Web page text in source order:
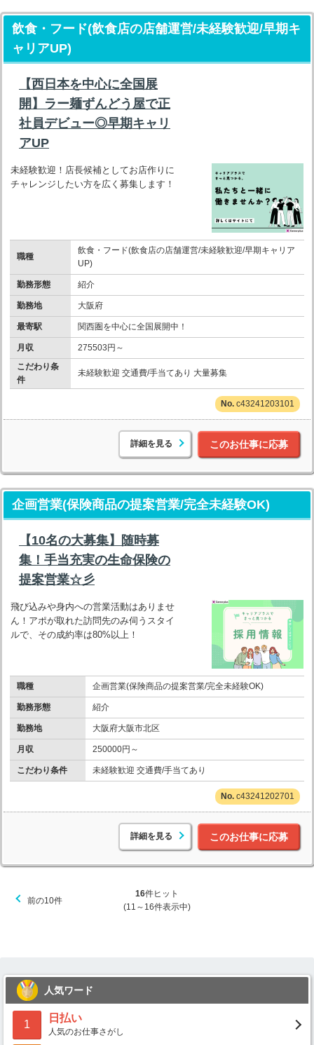
飲食・フード(飲食店の店舗運営/未経験歓迎/早期キ
ャリアUP)
【西日本を中心に全国展
開】ラー麺ずんどう屋で正
社員デビュー◎早期キャリ
アUP
未経験歓迎！店長候補としてお店作りに
チャレンジしたい方を広く募集します！
職種
飲食・フード(飲食店の店舗運営/未経験歓迎/早期キャリア
UP)
勤務形態 紹介
勤務地 大阪府
最寄駅 関西圏を中心に全国展開中！
月収
275503円～
こだわり条
件
未経験歓迎 交通費/手当てあり 大量募集
c43241203101
詳細を見る このお仕事に応募
企画営業(保険商品の提案営業/完全未経験OK)
【10名の大募集】随時募
集！手当充実の生命保険の
提案営業☆彡
飛び込みや身内への営業活動はありませ
ん！アポが取れた訪問先のみ伺うスタイ
ルで、その成約率は80%以上！
職種 企画営業(保険商品の提案営業/完全未経験OK)
勤務形態 紹介
勤務地 大阪府大阪市北区
月収 250000円～
こだわり条件 未経験歓迎 交通費/手当てあり
c43241202701
詳細を見る このお仕事に応募
前の10件
16件ヒット
(11～16件表示中)
人気ワード
1
日払い
人気のお仕事さがし